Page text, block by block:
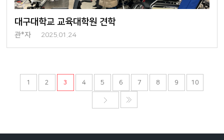
대구대학교 교육대학원 견학
관*자 2025.01.24
1 2 3 4 5 6 7 8 9 10